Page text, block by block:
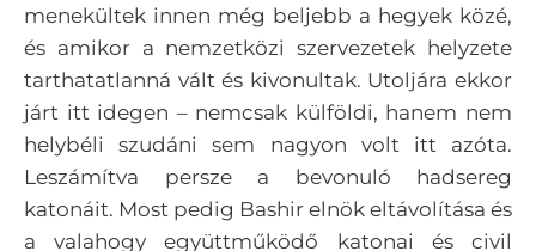
menekültek innen még beljebb a hegyek közé,
és amikor a nemzetközi szervezetek helyzete
tarthatatlanná vált és kivonultak. Utoljára ekkor
járt itt idegen – nemcsak külföldi, hanem nem
helybéli szudáni sem nagyon volt itt azóta.
Leszámítva persze a bevonuló hadsereg
katonáit. Most pedig Bashir elnök eltávolítása és
a valahogy együttműködő katonai és civil